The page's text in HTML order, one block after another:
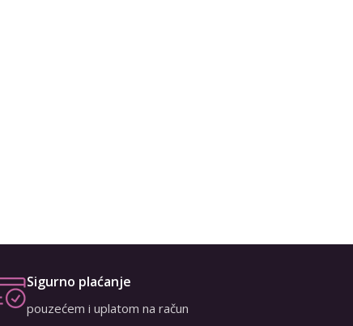
Sigurno plaćanje
pouzećem i uplatom na račun